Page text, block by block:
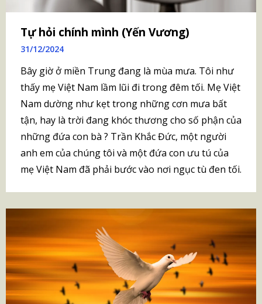
Tự hỏi chính mình (Yến Vương)
31/12/2024
Bây giờ ở miền Trung đang là mùa mưa. Tôi như
thấy mẹ Việt Nam lầm lũi đi trong đêm tối. Mẹ Việt
Nam dường như kẹt trong những cơn mưa bất
tận, hay là trời đang khóc thương cho số phận của
những đứa con bà ? Trần Khắc Đức, một người
anh em của chúng tôi và một đứa con ưu tú của
mẹ Việt Nam đã phải bước vào nơi ngục tù đen tối.